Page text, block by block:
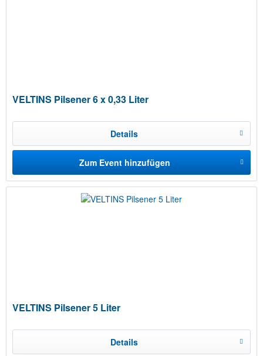
VELTINS Pilsener 6 x 0,33 Liter
Details
Zum Event hinzufügen
VELTINS Pilsener 5 Liter
Details